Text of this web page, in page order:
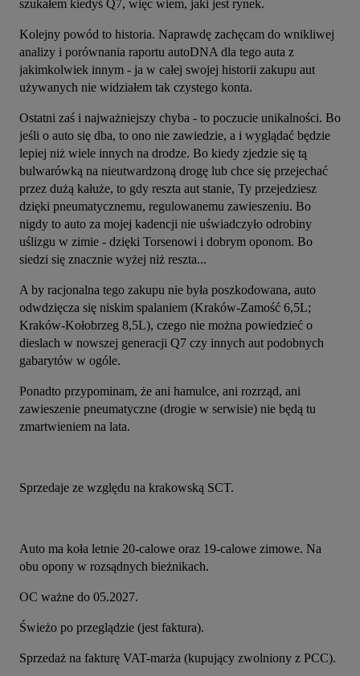
szukałem kiedyś Q7, więc wiem, jaki jest rynek.
Kolejny powód to historia. Naprawdę zachęcam do wnikliwej
analizy i porównania raportu autoDNA dla tego auta z
jakimkolwiek innym - ja w całej swojej historii zakupu aut
używanych nie widziałem tak czystego konta.
Ostatni zaś i najważniejszy chyba - to poczucie unikalności. Bo
jeśli o auto się dba, to ono nie zawiedzie, a i wyglądać będzie
lepiej niż wiele innych na drodze. Bo kiedy zjedzie się tą
bulwarówką na nieutwardzoną drogę lub chce się przejechać
przez dużą kałuże, to gdy reszta aut stanie, Ty przejedziesz
dzięki pneumatycznemu, regulowanemu zawieszeniu. Bo
nigdy to auto za mojej kadencji nie uświadczyło odrobiny
uślizgu w zimie - dzięki Torsenowi i dobrym oponom. Bo
siedzi się znacznie wyżej niż reszta...
A by racjonalna tego zakupu nie była poszkodowana, auto
odwdzięcza się niskim spalaniem (Kraków-Zamość 6,5L;
Kraków-Kołobrzeg 8,5L), czego nie można powiedzieć o
dieslach w nowszej generacji Q7 czy innych aut podobnych
gabarytów w ogóle.
Ponadto przypominam, że ani hamulce, ani rozrząd, ani
zawieszenie pneumatyczne (drogie w serwisie) nie będą tu
zmartwieniem na lata.
Sprzedaje ze względu na krakowską SCT.
Auto ma koła letnie 20-calowe oraz 19-calowe zimowe. Na
obu opony w rozsądnych bieżnikach.
OC ważne do 05.2027.
Świeżo po przeglądzie (jest faktura).
Sprzedaż na fakturę VAT-marża (kupujący zwolniony z PCC).